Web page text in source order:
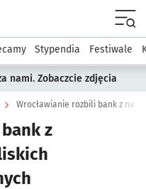
Kultura
Stypendia Festiwale
nami. Zobaczcie zdjęcia
Wrocławianie rozbili bank z
z